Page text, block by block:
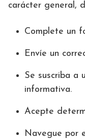
carácter general,
Complete un
Envíe un
Se suscriba a
informativa.
Acepte
Navegue por